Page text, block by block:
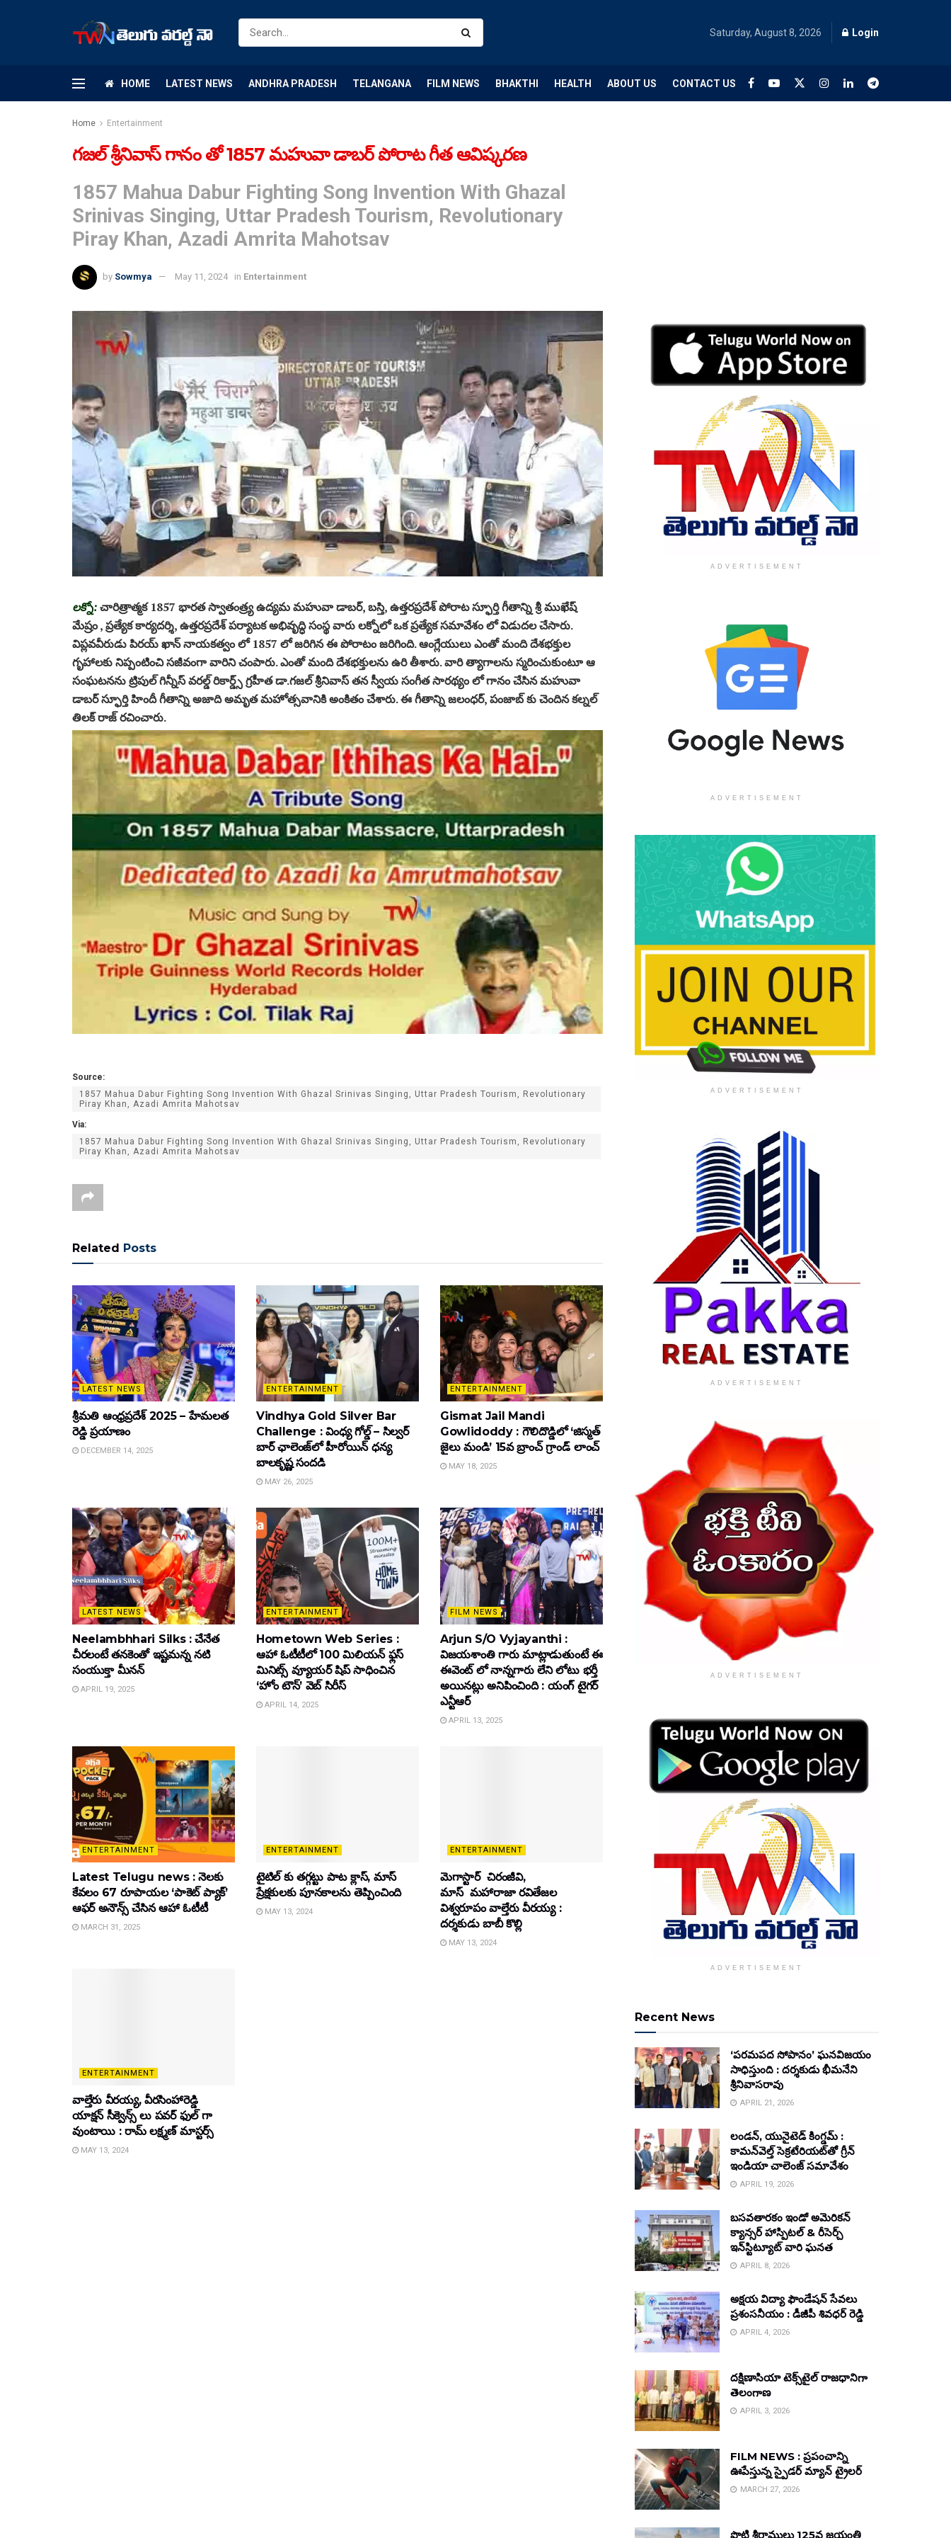
Saturday, August 8, 2026 Login
HOME LATEST NEWS ANDHRA PRADESH TELANGANA FILM NEWS BHAKTHI HEALTH ABOUT US CONTACT US
Home Entertainment
గజల్ శ్రీనివాస్ గానం తో 1857 మహువా డాబర్ పోరాట గీత ఆవిష్కరణ
1857 Mahua Dabur Fighting Song Invention With Ghazal
Srinivas Singing, Uttar Pradesh Tourism, Revolutionary
Piray Khan, Azadi Amrita Mahotsav
by Sowmya May 11, 2024 in Entertainment
లక్నో:చారిత్రాత్మక 1857 భారత స్వాతంత్ర్య ఉద్యమ మహువా డాబర్, బస్తి, ఉత్తరప్రదేశ్ పోరాట స్ఫూర్తి గీతాన్ని శ్రీ ముఖేష్
మేష్రం , ప్రత్యేక కార్యదర్శి, ఉత్తరప్రదేశ్ పర్యాటక అభివృద్ధి సంస్థ వారు లక్నోలో ఒక ప్రత్యేక సమావేశం లో విడుదల చేసారు.
విప్లవవీరుడు పిరయ్ ఖాన్ నాయకత్వం లో 1857 లో జరిగిన ఈ పోరాటం జరిగింది. ఆంగ్లేయులు ఎంతో మంది దేశభక్తుల
గృహాలకు నిప్పంటించి సజీవంగా వారిని చంపారు. ఎంతో మంది దేశభక్తులను ఉరి తీశారు. వారి త్యాగాలను స్మరించుకుంటూ ఆ
సంఘటనను ట్రిపుల్ గిన్నీస్ వరల్డ్ రికార్డ్స్ గ్రహీత డా.గజల్ శ్రీనివాస్ తన స్వీయ సంగీత సారథ్యం లో గానం చేసిన మహువా
డాబర్ స్ఫూర్తి హిందీ గీతాన్ని అజాది అమృత మహోత్సవానికి అంకితం చేశారు. ఈ గీతాన్ని జలంధర్, పంజాబ్ కు చెందిన కల్నల్
తిలక్ రాజ్ రచించారు.
Source:
1857 Mahua Dabur Fighting Song Invention With Ghazal Srinivas Singing, Uttar Pradesh Tourism, Revolutionary
Piray Khan, Azadi Amrita Mahotsav
Via:
1857 Mahua Dabur Fighting Song Invention With Ghazal Srinivas Singing, Uttar Pradesh Tourism, Revolutionary
Piray Khan, Azadi Amrita Mahotsav
Related Posts
LATEST NEWS
శ్రీమతి ఆంధ్రప్రదేశ్ 2025 – హేమలత
రెడ్డి ప్రయాణం
DECEMBER 14, 2025
ENTERTAINMENT
Vindhya Gold Silver Bar
Challenge : వింధ్య గోల్డ్ – సిల్వర్
బార్ ఛాలెంజ్‌లో హీరోయిన్ ధ‌న్య
బాల‌కృష్ణ‌ సందడి
MAY 26, 2025
ENTERTAINMENT
Gismat Jail Mandi
Gowlidoddy : గౌలిదొడ్డిలో ‘జిస్మత్
జైలు మండి’ 15వ బ్రాంచ్ గ్రాండ్ లాంచ్
MAY 18, 2025
LATEST NEWS
Neelambhhari Silks : చేనేత
చీరలంటే తనకెంతో ఇష్టమన్న నటి
సంయుక్తా మీనన్‌
APRIL 19, 2025
ENTERTAINMENT
Hometown Web Series :
ఆహా ఓటీటీలో 100 మిలియన్ ఫ్లస్
మినిట్స్ వ్యూయర్ షిప్ సాధించిన
‘హోం టౌన్’ వెబ్ సిరీస్
APRIL 14, 2025
FILM NEWS
Arjun S/O Vyjayanthi :
విజయశాంతి గారు మాట్లాడుతుంటే ఈ
ఈవెంట్ లో నాన్నగారు లేని లోటు భర్తీ
అయినట్లు అనిపించింది : యంగ్ టైగర్
ఎన్టీఆర్
APRIL 13, 2025
ENTERTAINMENT
Latest Telugu news : నెలకు
కేవలం 67 రూపాయల ‘పాకెట్ ప్యాక్’
ఆఫర్ అనౌన్స్ చేసిన ఆహా ఓటీటీ
MARCH 31, 2025
ENTERTAINMENT
టైటిల్‌ కు తగ్గట్టు పాట క్లాస్, మాస్
ప్రేక్షకులకు పూనకాలను తెప్పించింది
MAY 13, 2024
ENTERTAINMENT
మెగాస్టార్ చిరంజీవి,
మాస్ మహారాజా రవితేజల
విశ్వరూపం వాల్తేరు వీరయ్య :
దర్శకుడు బాబీ కొల్లి
MAY 13, 2024
ENTERTAINMENT
వాల్తేరు వీరయ్య, వీరసింహారెడ్డి
యాక్షన్ సీక్వెన్స్ లు పవర్ ఫుల్ గా
వుంటాయి : రామ్ లక్ష్మణ్ మాస్టర్స్
MAY 13, 2024
ADVERTISEMENT
ADVERTISEMENT
ADVERTISEMENT
ADVERTISEMENT
ADVERTISEMENT
ADVERTISEMENT
Recent News
‘పరమపద సోపానం’ ఘనవిజయం
సాధిస్తుంది : దర్శకుడు భీమనేని
శ్రీనివాసరావు
APRIL 21, 2026
లండన్, యునైటెడ్ కింగ్డమ్ :
కామన్‌వెల్త్ సెక్రటేరియట్‌తో గ్రీన్
ఇండియా చాలెంజ్ సమావేశం
APRIL 19, 2026
బసవతారకం ఇండో అమెరికన్
క్యాన్సర్ హాస్పిటల్ & రీసెర్చ్
ఇన్‌స్టిట్యూట్ వారి ఘనత
APRIL 8, 2026
అక్షయ విద్యా ఫౌండేషన్ సేవలు
ప్రశంసనీయం : డీజీపీ శివధర్ రెడ్డి
APRIL 4, 2026
దక్షిణాసియా టెక్స్‌టైల్ రాజధానిగా
తెలంగాణ
APRIL 3, 2026
FILM NEWS : ప్రపంచాన్ని
ఊపేస్తున్న స్పైడర్ మ్యాన్ ట్రైలర్
MARCH 27, 2026
పొట్టి శ్రీరాములు 125వ జయంతి